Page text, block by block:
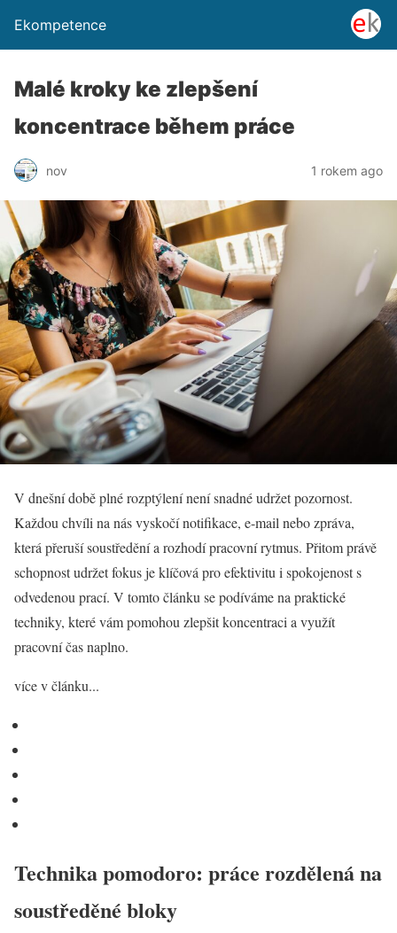
Ekompetence
Malé kroky ke zlepšení
koncentrace během práce
nov 1 rokem ago
V dnešní době plné rozptýlení není snadné udržet pozornost.
Každou chvíli na nás vyskočí notifikace, e-mail nebo zpráva,
která přeruší soustředění a rozhodí pracovní rytmus. Přitom právě
schopnost udržet fokus je klíčová pro efektivitu i spokojenost s
odvedenou prací. V tomto článku se podíváme na praktické
techniky, které vám pomohou zlepšit koncentraci a využít
pracovní čas naplno.
více v článku...
Technika pomodoro: práce rozdělená na
soustředěné bloky